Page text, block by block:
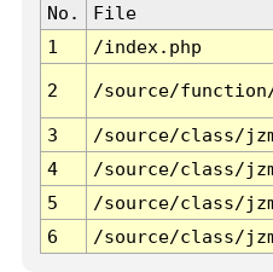
No. File
1
/index.php
2 /source/
3 /source/class/
4
/source/class/
5
/source/class/
6
/source/class/